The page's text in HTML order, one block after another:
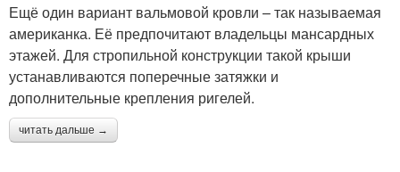
Ещё один вариант вальмовой кровли – так называемая
американка. Её предпочитают владельцы мансардных
этажей. Для стропильной конструкции такой крыши
устанавливаются поперечные затяжки и
дополнительные крепления ригелей.
читать дальше →